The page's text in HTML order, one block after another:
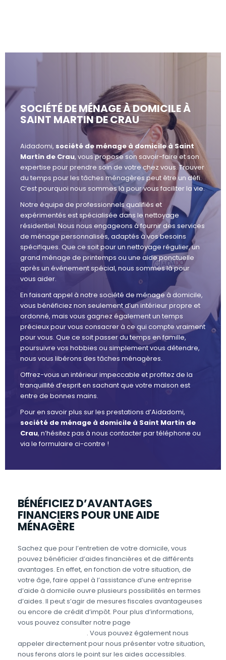
SOCIÉTÉ DE MÉNAGE À DOMICILE À
SAINT MARTIN DE CRAU
Aidadomi, société de ménage à domicile à Saint
Martin de Crau, vous propose son savoir-faire et son
expertise pour prendre soin de votre chez vous. Trouver
du temps pour les tâches ménagères peut être un défi.
C’est pourquoi nous sommes là pour vous faciliter la vie.
Notre équipe de professionnels qualifiés et
expérimentés est spécialisée dans le nettoyage
résidentiel. Nous nous engageons à fournir des services
de ménage personnalisés, adaptés à vos besoins
spécifiques. Que ce soit pour un nettoyage régulier, un
grand ménage de printemps ou une aide ponctuelle
après un événement spécial, nous sommes là pour
vous aider.
En faisant appel à notre société de ménage à domicile,
vous bénéficiez non seulement d’un intérieur propre et
ordonné, mais vous gagnez également un temps
précieux pour vous consacrer à ce qui compte vraiment
pour vous. Que ce soit passer du temps en famille,
poursuivre vos hobbies ou simplement vous détendre,
nous vous libérons des tâches ménagères.
Offrez-vous un intérieur impeccable et profitez de la
tranquillité d’esprit en sachant que votre maison est
entre de bonnes mains.
Pour en savoir plus sur les prestations d’Aidadomi,
société de ménage à domicile à Saint Martin de
Crau, n’hésitez pas à nous contacter par téléphone ou
via le formulaire ci-contre !
BÉNÉFICIEZ D’AVANTAGES
FINANCIERS POUR UNE AIDE
MÉNAGÈRE
Sachez que pour l’entretien de votre domicile, vous
pouvez bénéficier d’aides financières et de différents
avantages. En effet, en fonction de votre situation, de
votre âge, faire appel à l’assistance d’une entreprise
d’aide à domicile ouvre plusieurs possibilités en termes
d’aides. Il peut s’agir de mesures fiscales avantageuses
ou encore de crédit d’impôt. Pour plus d’informations,
vous pouvez consulter notre page
. Vous pouvez également nous
appeler directement pour nous présenter votre situation,
nous ferons alors le point sur les aides accessibles.